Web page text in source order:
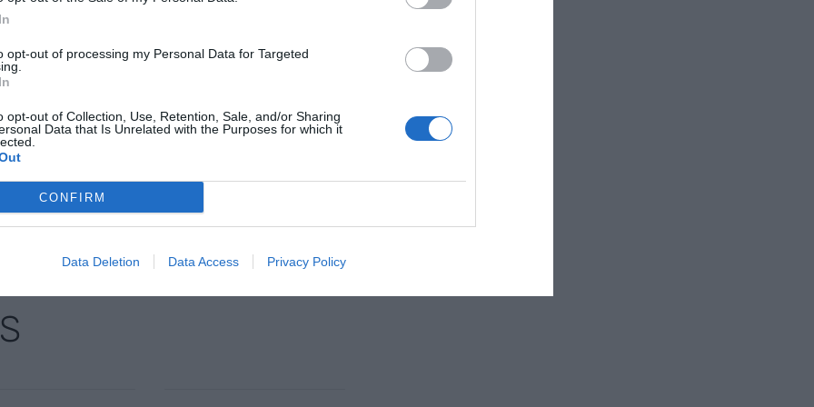
opt-out of processing my Personal Data for Targeted
opt-out of Collection, Use, Retention, Sale, and/or Sharing
Data that Is Unrelated with the Purposes for which it
CONFIRM
Data Deletion Data Access Privacy Policy
la internacionalització de les empreses
i “reforçar la presència empresarial
més dinamisme econòmic i projecció de
preferida de Google de forma
d'actualitat